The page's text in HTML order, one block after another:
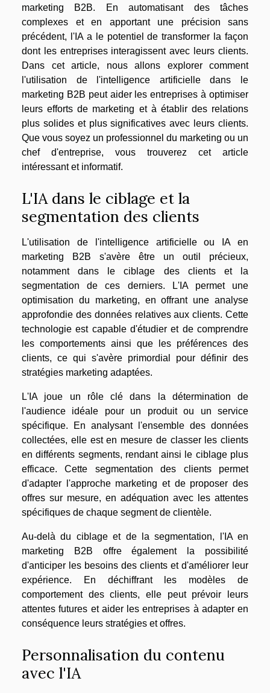
marketing B2B. En automatisant des tâches
complexes et en apportant une précision sans
précédent, l'IA a le potentiel de transformer la façon
dont les entreprises interagissent avec leurs clients.
Dans cet article, nous allons explorer comment
l'utilisation de l'intelligence artificielle dans le
marketing B2B peut aider les entreprises à optimiser
leurs efforts de marketing et à établir des relations
plus solides et plus significatives avec leurs clients.
Que vous soyez un professionnel du marketing ou un
chef d'entreprise, vous trouverez cet article
intéressant et informatif.
L'IA dans le ciblage et la
segmentation des clients
L'utilisation de l'intelligence artificielle ou IA en
marketing B2B s'avère être un outil précieux,
notamment dans le ciblage des clients et la
segmentation de ces derniers. L'IA permet une
optimisation du marketing, en offrant une analyse
approfondie des données relatives aux clients. Cette
technologie est capable d'étudier et de comprendre
les comportements ainsi que les préférences des
clients, ce qui s'avère primordial pour définir des
stratégies marketing adaptées.
L'IA joue un rôle clé dans la détermination de
l'audience idéale pour un produit ou un service
spécifique. En analysant l'ensemble des données
collectées, elle est en mesure de classer les clients
en différents segments, rendant ainsi le ciblage plus
efficace. Cette segmentation des clients permet
d'adapter l'approche marketing et de proposer des
offres sur mesure, en adéquation avec les attentes
spécifiques de chaque segment de clientèle.
Au-delà du ciblage et de la segmentation, l'IA en
marketing B2B offre également la possibilité
d'anticiper les besoins des clients et d'améliorer leur
expérience. En déchiffrant les modèles de
comportement des clients, elle peut prévoir leurs
attentes futures et aider les entreprises à adapter en
conséquence leurs stratégies et offres.
Personnalisation du contenu
avec l'IA